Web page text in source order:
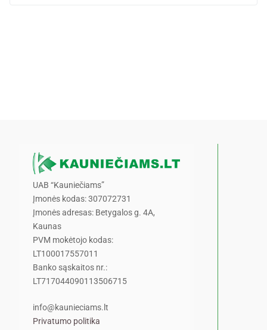
UAB “Kauniečiams”
Įmonės kodas: 307072731
Įmonės adresas: Betygalos g. 4A,
Kaunas
PVM mokėtojo kodas:
LT100017557011
Banko sąskaitos nr.:
LT717044090113506715
info@kaunieciams.lt
Privatumo politika